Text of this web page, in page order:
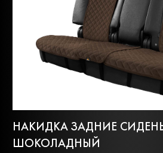
НАКИДКА ЗАДНИЕ
ШОКОЛАДНЫЙ